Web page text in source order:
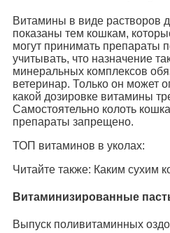
Витамины в виде растворов
показаны тем кошкам,
могут принимать препараты
учитывать, что назначение
минеральных комплексов
ветеринар. Только он может
какой дозировке витамины
Самостоятельно колоть
препараты запрещено.
ТОП витаминов в уколах:
Читайте также: Каким сухим
Витаминизированные
Выпуск поливитаминных